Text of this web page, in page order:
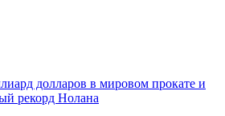
долларов в мировом прокате и
рекорд Нолана